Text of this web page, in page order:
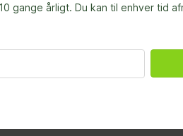
gange årligt. Du kan til enhver tid